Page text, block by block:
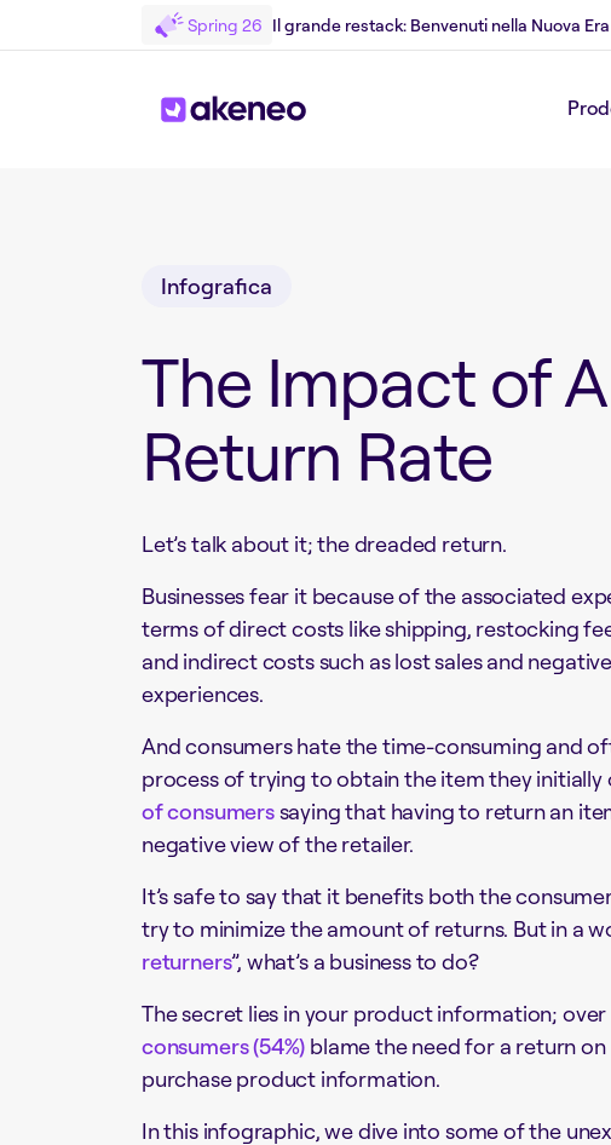
Spring 26 Il grande restack: Benvenuti nella Nuova
Infografica
The Impact of
Return Rate
Let’s talk about it; the dreaded return.
Businesses fear it because of the associated
terms of direct costs like shipping, restocking
and indirect costs such as lost sales and
experiences.
And consumers hate the time-consuming and
process of trying to obtain the item they initially
of consumerssaying that having to return an
negative view of the retailer.
It’s safe to say that it benefits both the
try to minimize the amount of returns. But in a
returners”, what’s a business to do?
The secret lies in your product information; over
consumers (54%) blame the need for a return
purchase product information.
In this infographic, we dive into some of the